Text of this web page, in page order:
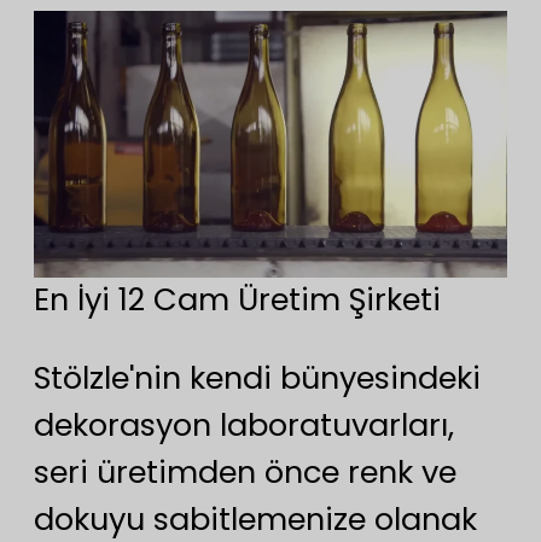
En İyi 12 Cam Üretim Şirketi
Stölzle'nin kendi bünyesindeki
dekorasyon laboratuvarları,
seri üretimden önce renk ve
dokuyu sabitlemenize olanak